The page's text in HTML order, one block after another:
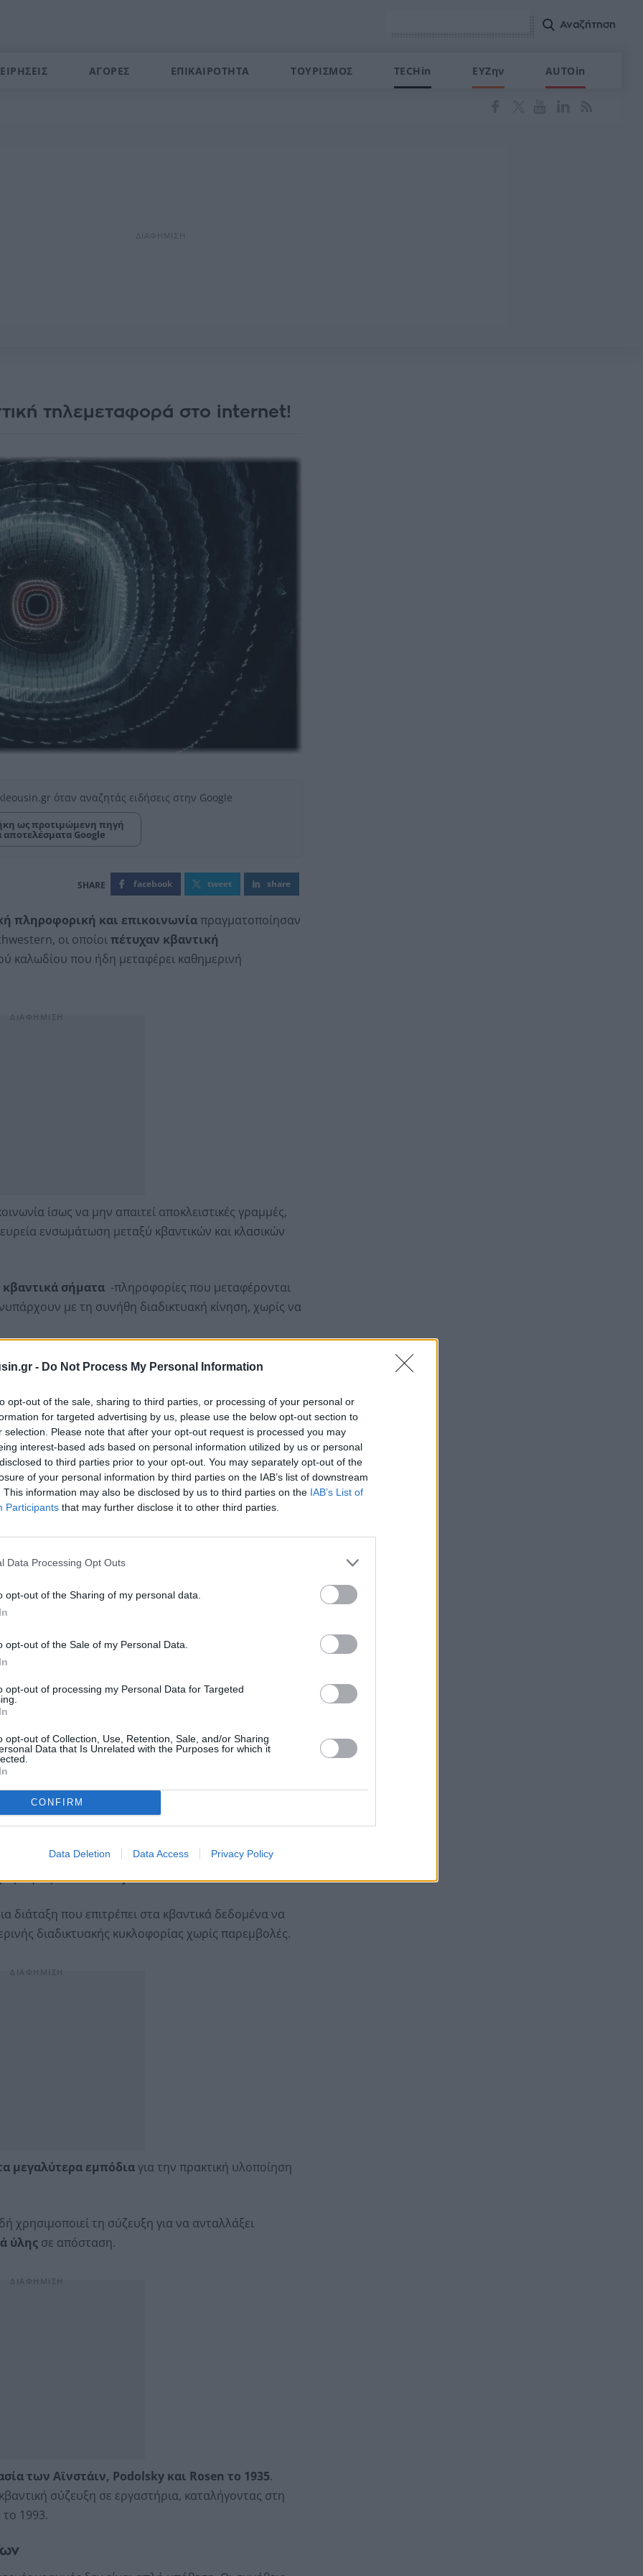
- Do Not Process My Personal Information
opt-out of the sale, sharing to third parties, or processing of your personal or
for targeted advertising by us, please use the below opt-out section to
selection. Please note that after your opt-out request is processed you may
interest-based ads based on personal information utilized by us or personal
to third parties prior to your opt-out. You may separately opt-out of the
of your personal information by third parties on the IAB’s list of downstream
This information may also be disclosed by us to third parties on the IAB’s List of
Participants that may further disclose it to other third parties.
Data Processing Opt Outs
opt-out of the Sharing of my personal data.
opt-out of the Sale of my Personal Data.
opt-out of processing my Personal Data for Targeted
opt-out of Collection, Use, Retention, Sale, and/or Sharing
Data that Is Unrelated with the Purposes for which it
CONFIRM
Data Deletion Data Access Privacy Policy
ΑΓΟΡΕΣ ΕΠΙΚΑΙΡΟΤΗΤΑ ΤΟΥΡΙΣΜΟΣ TECHin ΕΥΖην AUTOin
τηλεμεταφορά στο internet!
όταν αναζητάς ειδήσεις στην Google
ως προτιμώμενη πηγή
αποτελέσματα Google
facebook tweet share
πληροφορική και επικοινωνίαπραγματοποίησαν
οι οποίοιπέτυχαν κβαντική
καλωδίου που ήδη μεταφέρει καθημερινή
ίσως να μην απαιτεί αποκλειστικές γραμμές,
ενσωμάτωση μεταξύ κβαντικών και κλασικών
κβαντικά σήματα-πληροφορίες που μεταφέρονται
με τη συνήθη διαδικτυακή κίνηση, χωρίς να
τηλεμεταφορά
μεταφέρεται σε άλλο απομακρυσμένο
φυσικά.
τηλεμεταφορά
η μέθοδος επιτρέπειασφαλή, σχεδόν στιγμιαία
για μελλοντικάκβαντικά δίκτυα.
διάταξη που επιτρέπει στα κβαντικά δεδομένα να
διαδικτυακής κυκλοφορίας χωρίς παρεμβολές.
μεγαλύτερα εμπόδιαγια την πρακτική υλοποίηση
χρησιμοποιεί τη σύζευξη για να ανταλλάξει
ύληςσε απόσταση.
των Αϊνστάιν, Podolsky και Rosen το 1935.
σύζευξη σε εργαστήρια, καταλήγοντας στη
1993.